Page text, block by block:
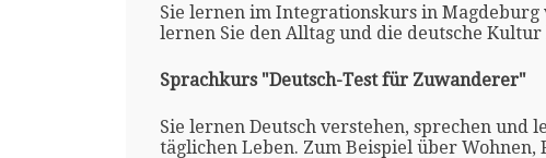
Sie lernen im Integrationskurs in Magdeburg
lernen Sie den Alltag und die deutsche Kultur
Sprachkurs "Deutsch-Test für Zuwanderer"
Sie lernen Deutsch verstehen, sprechen und
täglichen Leben. Zum Beispiel über